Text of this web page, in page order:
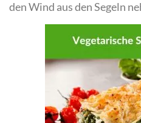
den Wind aus den Segeln